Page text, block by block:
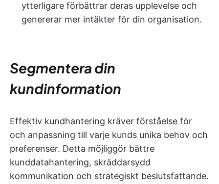
ytterligare förbättrar deras upplevelse och
genererar mer intäkter för din organisation.
Segmentera din
kundinformation
Effektiv kundhantering kräver förståelse för
och anpassning till varje kunds unika behov och
preferenser. Detta möjliggör bättre
kunddatahantering, skräddarsydd
kommunikation och strategiskt beslutsfattande.